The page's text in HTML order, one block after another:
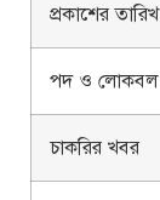
প্রকাশের তারিখ
পদ ও লোকবল
চাকরির খবর